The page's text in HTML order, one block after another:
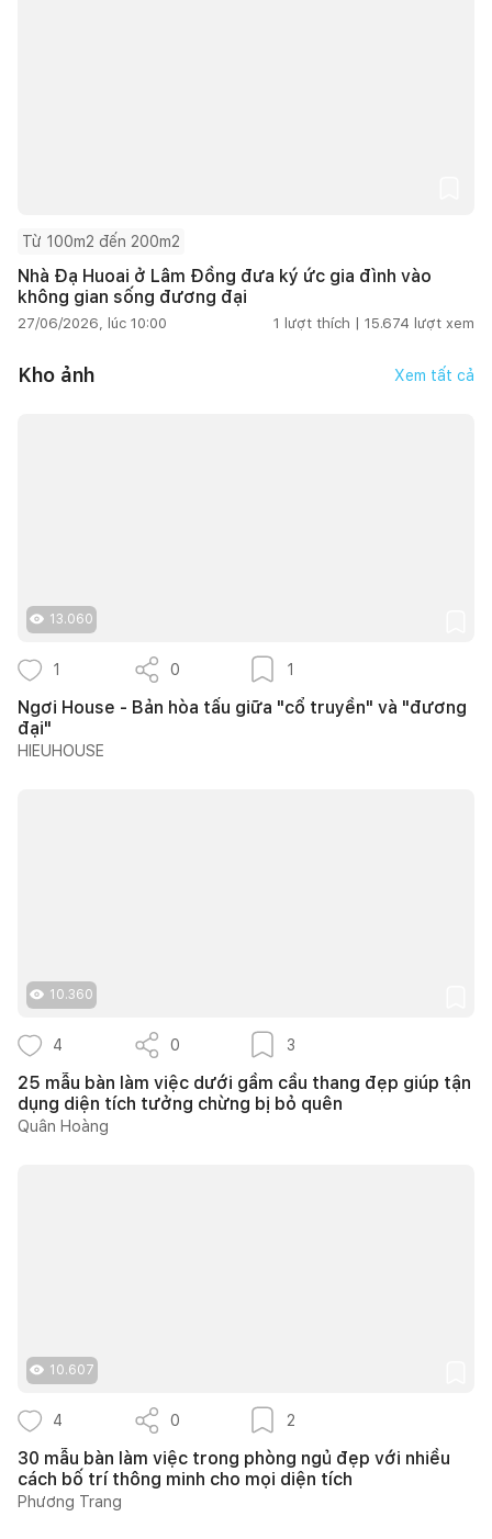
Từ 100m2 đến 200m2
Nhà Đạ Huoai ở Lâm Đồng đưa ký ức gia đình vào
không gian sống đương đại
27/06/2026, lúc 10:00 1 lượt thích | 15.674 lượt xem
Kho ảnh Xem tất cả
13.060
1 0 1
Ngơi House - Bản hòa tấu giữa "cổ truyền" và "đương
đại"
HIEUHOUSE
10.360
4 0 3
25 mẫu bàn làm việc dưới gầm cầu thang đẹp giúp tận
dụng diện tích tưởng chừng bị bỏ quên
Quân Hoàng
10.607
4 0 2
30 mẫu bàn làm việc trong phòng ngủ đẹp với nhiều
cách bố trí thông minh cho mọi diện tích
Phương Trang